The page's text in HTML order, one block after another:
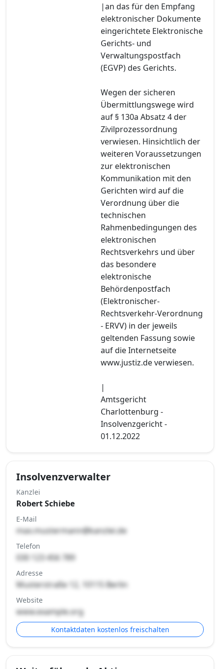
|an das für den Empfang
elektronischer Dokumente
eingerichtete Elektronische
Gerichts- und
Verwaltungspostfach
(EGVP) des Gerichts.
Wegen der sicheren
Übermittlungswege wird
auf § 130a Absatz 4 der
Zivilprozessordnung
verwiesen. Hinsichtlich der
weiteren Voraussetzungen
zur elektronischen
Kommunikation mit den
Gerichten wird auf die
Verordnung über die
technischen
Rahmenbedingungen des
elektronischen
Rechtsverkehrs und über
das besondere
elektronische
Behördenpostfach
(Elektronischer-
Rechtsverkehr-Verordnung
- ERVV) in der jeweils
geltenden Fassung sowie
auf die Internetseite
www.justiz.de verwiesen.
|
Amtsgericht
Charlottenburg -
Insolvenzgericht -
01.12.2022
Insolvenzverwalter
Kanzlei
Robert Schiebe
E-Mail
max.mustermann@kanzlei.de
Telefon
030 123 456 789
Adresse
Musterstraße 12, 10115 Berlin
Website
www.example.org
Kontaktdaten kostenlos freischalten